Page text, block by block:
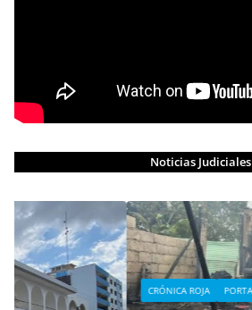
Noticias Judiciales
CRÓNICA ROJA PORTADA